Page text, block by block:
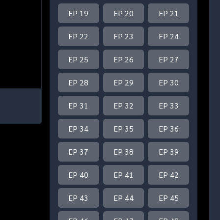
EP 19 EP 20 EP 21
EP 22 EP 23 EP 24
EP 25 EP 26 EP 27
EP 28 EP 29 EP 30
EP 31 EP 32 EP 33
EP 34 EP 35 EP 36
EP 37 EP 38 EP 39
EP 40 EP 41 EP 42
EP 43 EP 44 EP 45